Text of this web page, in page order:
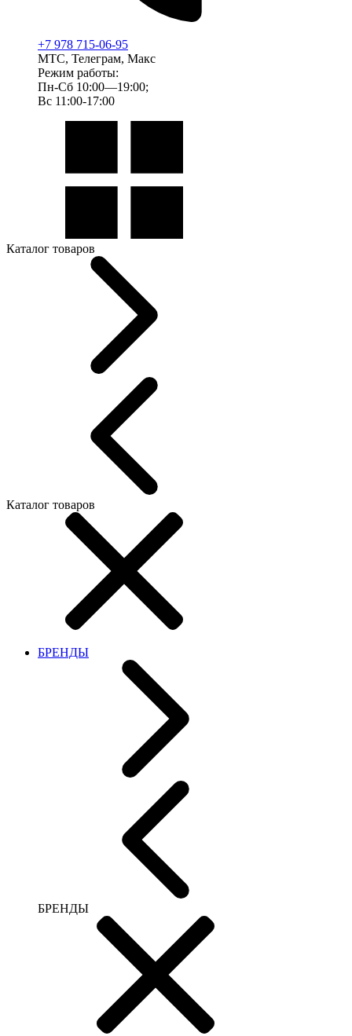
+7 978 715-06-95
МТС, Телеграм, Макс
Режим работы:
Пн-Сб 10:00—19:00;
Вс 11:00-17:00
Каталог товаров
Каталог товаров
БРЕНДЫ
БРЕНДЫ